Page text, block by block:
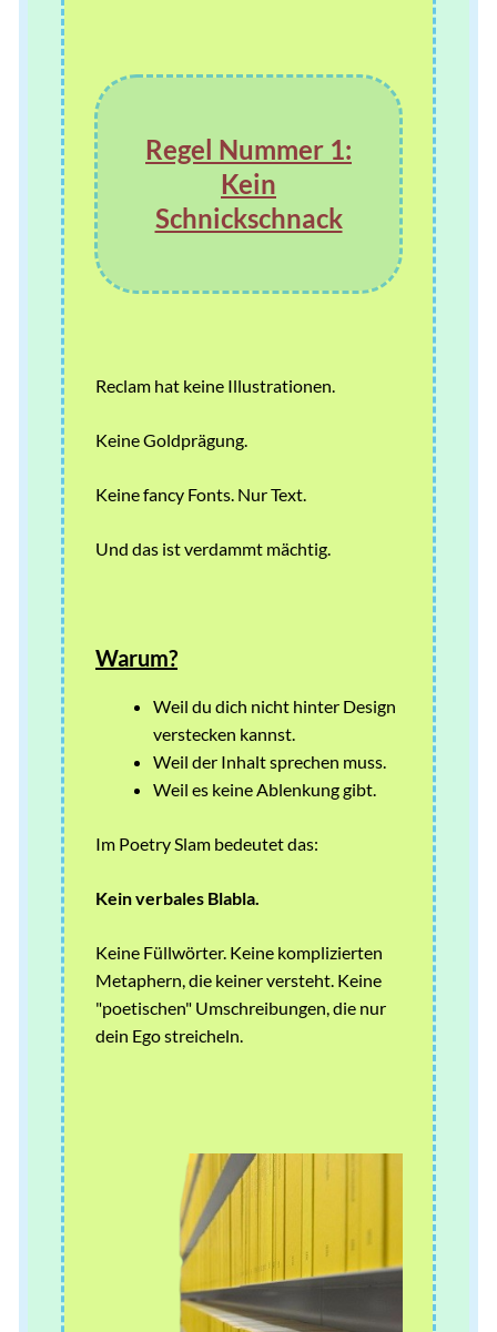
Regel Nummer 1:
Kein
Schnickschnack
Reclam hat keine Illustrationen.
Keine Goldprägung.
Keine fancy Fonts. Nur Text.
Und das ist verdammt mächtig.
Warum?
Weil du dich nicht hinter Design
verstecken kannst.
Weil der Inhalt sprechen muss.
Weil es keine Ablenkung gibt.
Im Poetry Slam bedeutet das:
Kein verbales Blabla.
Keine Füllwörter. Keine komplizierten
Metaphern, die keiner versteht. Keine
"poetischen" Umschreibungen, die nur
dein Ego streicheln.